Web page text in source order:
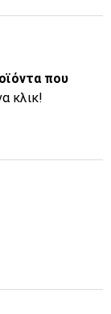
που
κλικ!